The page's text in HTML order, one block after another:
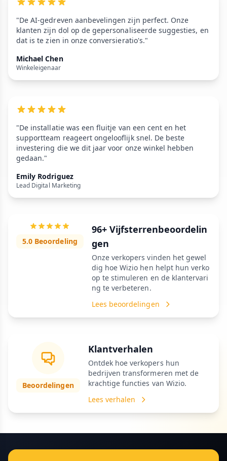
"De AI-gedreven aanbevelingen zijn perfect. Onze
klanten zijn dol op de gepersonaliseerde suggesties, en
dat is te zien in onze conversieratio's."
Michael Chen
Winkeleigenaar
"De installatie was een fluitje van een cent en het
supportteam reageert ongelooflijk snel. De beste
investering die we dit jaar voor onze winkel hebben
gedaan."
Emily Rodriguez
Lead Digital Marketing
5.0 Beoordeling
96+ Vijfsterrenbeoordelin
gen
Onze verkopers vinden het gewel
dig hoe Wizio hen helpt hun verko
op te stimuleren en de klantervari
ng te verbeteren.
Lees beoordelingen
Beoordelingen
Klantverhalen
Ontdek hoe verkopers hun
bedrijven transformeren met de
krachtige functies van Wizio.
Lees verhalen